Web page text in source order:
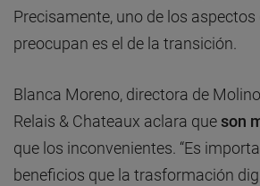
Precisamente, uno de los aspectos
preocupan es el de la transición.
Blanca Moreno, directora de
Relais & Chateaux aclara queson
que los inconvenientes. “Es
beneficios que la trasformación